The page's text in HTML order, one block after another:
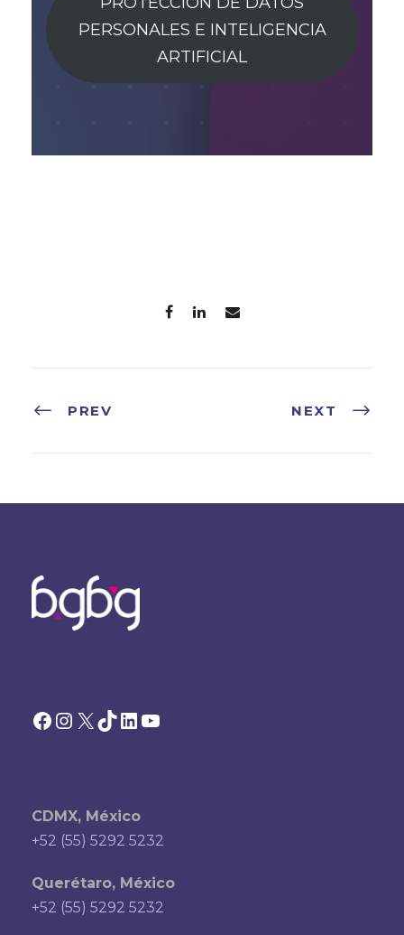
PERSONALES E INTELIGENCIA
ARTIFICIAL
PREV NEXT
Facebook Instagram X TikTok LinkedIn YouTube
CDMX, México
+52 (55) 5292 5232
Querétaro, México
+52 (55) 5292 5232